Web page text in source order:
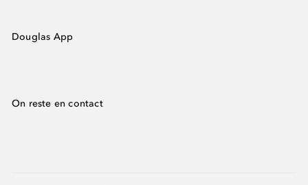
Douglas App
On reste en contact